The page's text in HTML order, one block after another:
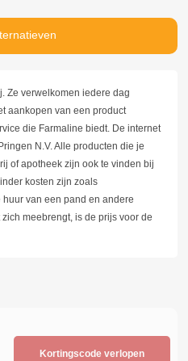
Ze verwelkomen iedere dag
aankopen van een product
die Farmaline biedt. De internet
N.V. Alle producten die je
of apotheek zijn ook te vinden bij
kosten zijn zoals
van een pand en andere
meebrengt, is de prijs voor de
Kortingscode verlopen